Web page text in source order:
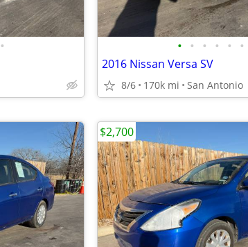
• • • • • • •
2016 Nissan Versa SV
8/6 170k mi San Antonio
$2,700